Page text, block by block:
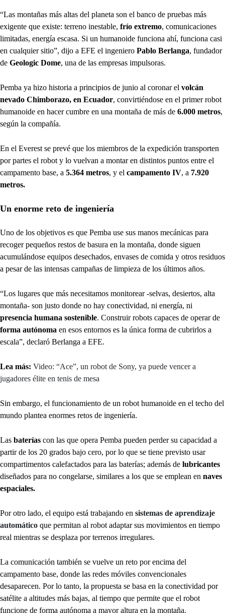
“Las montañas más altas del planeta son el banco de pruebas más
exigente que existe: terreno inestable, frío extremo, comunicaciones
limitadas, energía escasa. Si un humanoide funciona ahí, funciona casi
en cualquier sitio”, dijo a EFE el ingeniero Pablo Berlanga, fundador
de Geologic Dome, una de las empresas impulsoras.
Pemba ya hizo historia a principios de junio al coronar el volcán
nevado Chimborazo, en Ecuador, convirtiéndose en el primer robot
humanoide en hacer cumbre en una montaña de más de 6.000 metros,
según la compañía.
En el Everest se prevé que los miembros de la expedición transporten
por partes el robot y lo vuelvan a montar en distintos puntos entre el
campamento base, a 5.364 metros, y el campamento IV, a 7.920
metros.
Un enorme reto de ingeniería
Uno de los objetivos es que Pemba use sus manos mecánicas para
recoger pequeños restos de basura en la montaña, donde siguen
acumulándose equipos desechados, envases de comida y otros residuos
a pesar de las intensas campañas de limpieza de los últimos años.
“Los lugares que más necesitamos monitorear -selvas, desiertos, alta
montaña- son justo donde no hay conectividad, ni energía, ni
presencia humana sostenible. Construir robots capaces de operar de
forma autónoma en esos entornos es la única forma de cubrirlos a
escala”, declaró Berlanga a EFE.
Lea más: Video: “Ace”, un robot de Sony, ya puede vencer a
jugadores élite en tenis de mesa
Sin embargo, el funcionamiento de un robot humanoide en el techo del
mundo plantea enormes retos de ingeniería.
Las baterías con las que opera Pemba pueden perder su capacidad a
partir de los 20 grados bajo cero, por lo que se tiene previsto usar
compartimentos calefactados para las baterías; además de lubricantes
diseñados para no congelarse, similares a los que se emplean en naves
espaciales.
Por otro lado, el equipo está trabajando en sistemas de aprendizaje
automático que permitan al robot adaptar sus movimientos en tiempo
real mientras se desplaza por terrenos irregulares.
La comunicación también se vuelve un reto por encima del
campamento base, donde las redes móviles convencionales
desaparecen. Por lo tanto, la propuesta se basa en la conectividad por
satélite a altitudes más bajas, al tiempo que permite que el robot
funcione de forma autónoma a mayor altura en la montaña.